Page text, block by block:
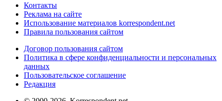
Контакты
Реклама на сайте
Использование материалов korrespondent.net
Правила пользования сайтом
Договор пользования сайтом
Политика в сфере конфиденциальности и персональных
данных
Пользовательское соглашение
Редакция